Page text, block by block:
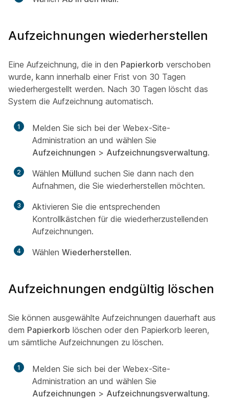
Aufzeichnungen wiederherstellen
Eine Aufzeichnung, die in den Papierkorb verschoben
wurde, kann innerhalb einer Frist von 30 Tagen
wiederhergestellt werden. Nach 30 Tagen löscht das
System die Aufzeichnung automatisch.
1
Melden Sie sich bei der Webex-Site-
Administration an und wählen Sie
Aufzeichnungen > Aufzeichnungsverwaltung.
2 Wählen Müllund suchen Sie dann nach den
Aufnahmen, die Sie wiederherstellen möchten.
3
Aktivieren Sie die entsprechenden
Kontrollkästchen für die wiederherzustellenden
Aufzeichnungen.
4 Wählen Wiederherstellen.
Aufzeichnungen endgültig löschen
Sie können ausgewählte Aufzeichnungen dauerhaft aus
dem Papierkorb löschen oder den Papierkorb leeren,
um sämtliche Aufzeichnungen zu löschen.
1
Melden Sie sich bei der Webex-Site-
Administration an und wählen Sie
Aufzeichnungen > Aufzeichnungsverwaltung.